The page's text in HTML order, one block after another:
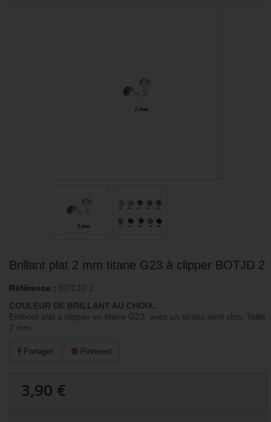
Brillant plat 2 mm titane G23 à clipper BOTJD 2
Référence : BOTJD 2
COULEUR DE BRILLANT AU CHOIX.
Embout plat à clipper en titane G23, avec un strass serti clos. Taille
2 mm.
Partager Pinterest
3,90 €